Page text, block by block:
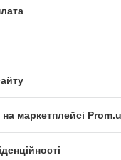
маркетплейсі